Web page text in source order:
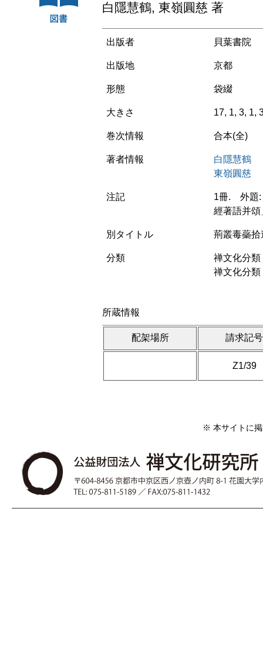
白隱慧鶴, 東嶺圓慈 著
出版者 貝葉書院
出版地 京都
形態 袋綴
大きさ 17, 1, 3, 1,
巻次情報 合本(全)
著者情報
白隱慧鶴
東嶺圓慈
注記
1冊. 外題:
經著語并頌
別タイトル 荊叢毒蘂
分類
禅文化分
禅文化分
所蔵情報
配架場所 請求記号
Z1/39
※ 本サイトに